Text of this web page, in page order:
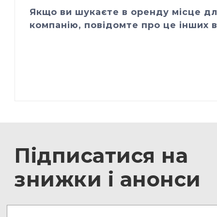
Якщо ви шукаєте в оренду місце
компанію, повідомте про це інших
Підписатися на
знижки і анонси